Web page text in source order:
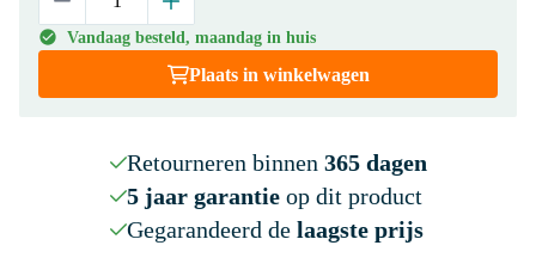
Vandaag besteld, maandag in huis
Plaats in winkelwagen
Retourneren binnen 365 dagen
5 jaar garantieop dit product
Gegarandeerd de laagste prijs